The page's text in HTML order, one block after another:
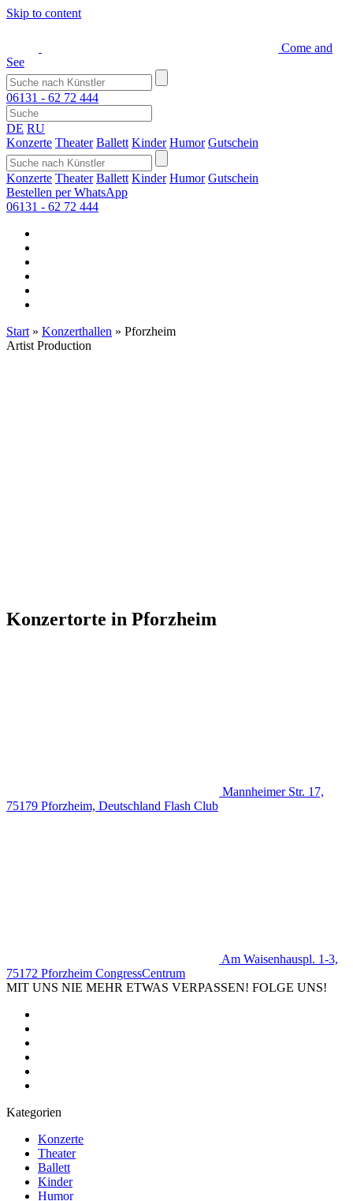
Skip to content
Come and
See
06131 - 62 72 444
DE RU
Konzerte Theater Ballett Kinder Humor Gutschein
Konzerte Theater Ballett Kinder Humor Gutschein
Bestellen per WhatsApp
06131 - 62 72 444
Start » Konzerthallen » Pforzheim
Artist Production
Konzertorte in Pforzheim
Mannheimer Str. 17,
75179 Pforzheim, Deutschland Flash Club
Am Waisenhauspl. 1-3,
75172 Pforzheim CongressCentrum
MIT UNS NIE MEHR ETWAS VERPASSEN! FOLGE UNS!
Kategorien
Konzerte
Theater
Ballett
Kinder
Humor